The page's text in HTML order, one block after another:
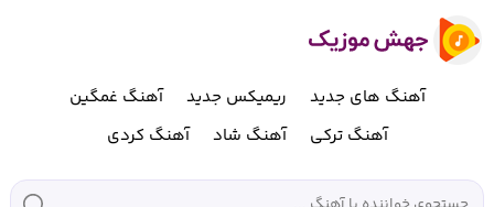
آهنگ های جدید ریمیکس جدید
آهنگ غمگین
آهنگ ترکی
آهنگ شاد آهنگ کردی